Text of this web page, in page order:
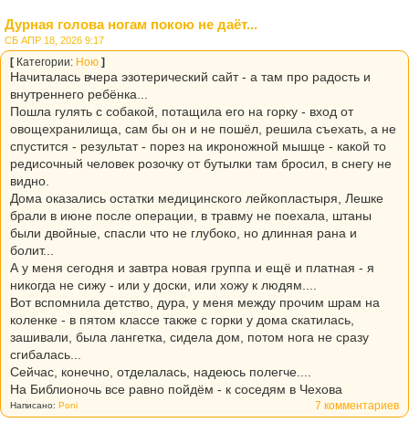
Дурная голова ногам покою не даёт...
СБ АПР 18, 2026 9:17
[ Категории: Ною ]
Начиталась вчера эзотерический сайт - а там про радость и
внутреннего ребёнка...
Пошла гулять с собакой, потащила его на горку - вход от
овощехранилища, сам бы он и не пошёл, решила съехать, а не
спустится - результат - порез на икроножной мышце - какой то
редисочный человек розочку от бутылки там бросил, в снегу не
видно.
Дома оказались остатки медицинского лейкопластыря, Лешке
брали в июне после операции, в травму не поехала, штаны
были двойные, спасли что не глубоко, но длинная рана и
болит...
А у меня сегодня и завтра новая группа и ещё и платная - я
никогда не сижу - или у доски, или хожу к людям....
Вот вспомнила детство, дура, у меня между прочим шрам на
коленке - в пятом классе также с горки у дома скатилась,
зашивали, была лангетка, сидела дом, потом нога не сразу
сгибалась...
Сейчас, конечно, отделалась, надеюсь полегче....
На Библионочь все равно пойдём - к соседям в Чехова
7 комментариев
Написано: Poni